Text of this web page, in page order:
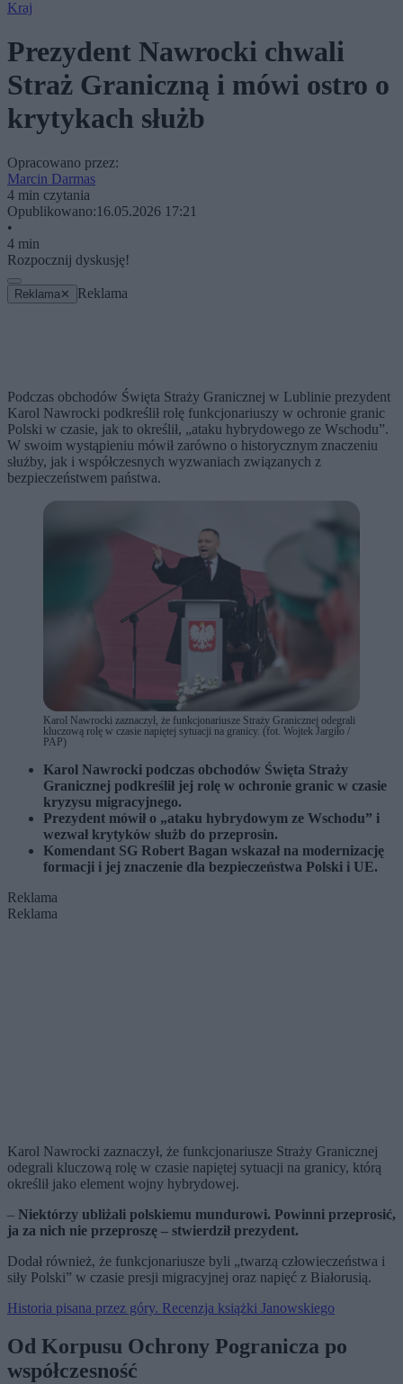
Kraj
Prezydent Nawrocki chwali
Straż Graniczną i mówi ostro o
krytykach służb
Opracowano przez:
Marcin Darmas
4 min czytania
Opublikowano:16.05.2026 17:21
•
4 min
Rozpocznij dyskusję!
Reklama ✕ Reklama
Podczas obchodów Święta Straży Granicznej w Lublinie prezydent
Karol Nawrocki podkreślił rolę funkcjonariuszy w ochronie granic
Polski w czasie, jak to określił, „ataku hybrydowego ze Wschodu”.
W swoim wystąpieniu mówił zarówno o historycznym znaczeniu
służby, jak i współczesnych wyzwaniach związanych z
bezpieczeństwem państwa.
Karol Nawrocki zaznaczył, że funkcjonariusze Straży Granicznej odegrali
kluczową rolę w czasie napiętej sytuacji na granicy. (fot. Wojtek Jargiło /
PAP)
Karol Nawrocki podczas obchodów Święta Straży
Granicznej podkreślił jej rolę w ochronie granic w czasie
kryzysu migracyjnego.
Prezydent mówił o „ataku hybrydowym ze Wschodu” i
wezwał krytyków służb do przeprosin.
Komendant SG Robert Bagan wskazał na modernizację
formacji i jej znaczenie dla bezpieczeństwa Polski i UE.
Reklama
Reklama
Karol Nawrocki zaznaczył, że funkcjonariusze Straży Granicznej
odegrali kluczową rolę w czasie napiętej sytuacji na granicy, którą
określił jako element wojny hybrydowej.
– Niektórzy ubliżali polskiemu mundurowi. Powinni przeprosić,
ja za nich nie przeproszę – stwierdził prezydent.
Dodał również, że funkcjonariusze byli „twarzą człowieczeństwa i
siły Polski” w czasie presji migracyjnej oraz napięć z Białorusią.
Historia pisana przez góry. Recenzja książki Janowskiego
Od Korpusu Ochrony Pogranicza po
współczesność